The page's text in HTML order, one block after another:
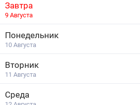
Завтра
9 Августа
Понедельник
10 Августа
Вторник
11 Августа
Среда